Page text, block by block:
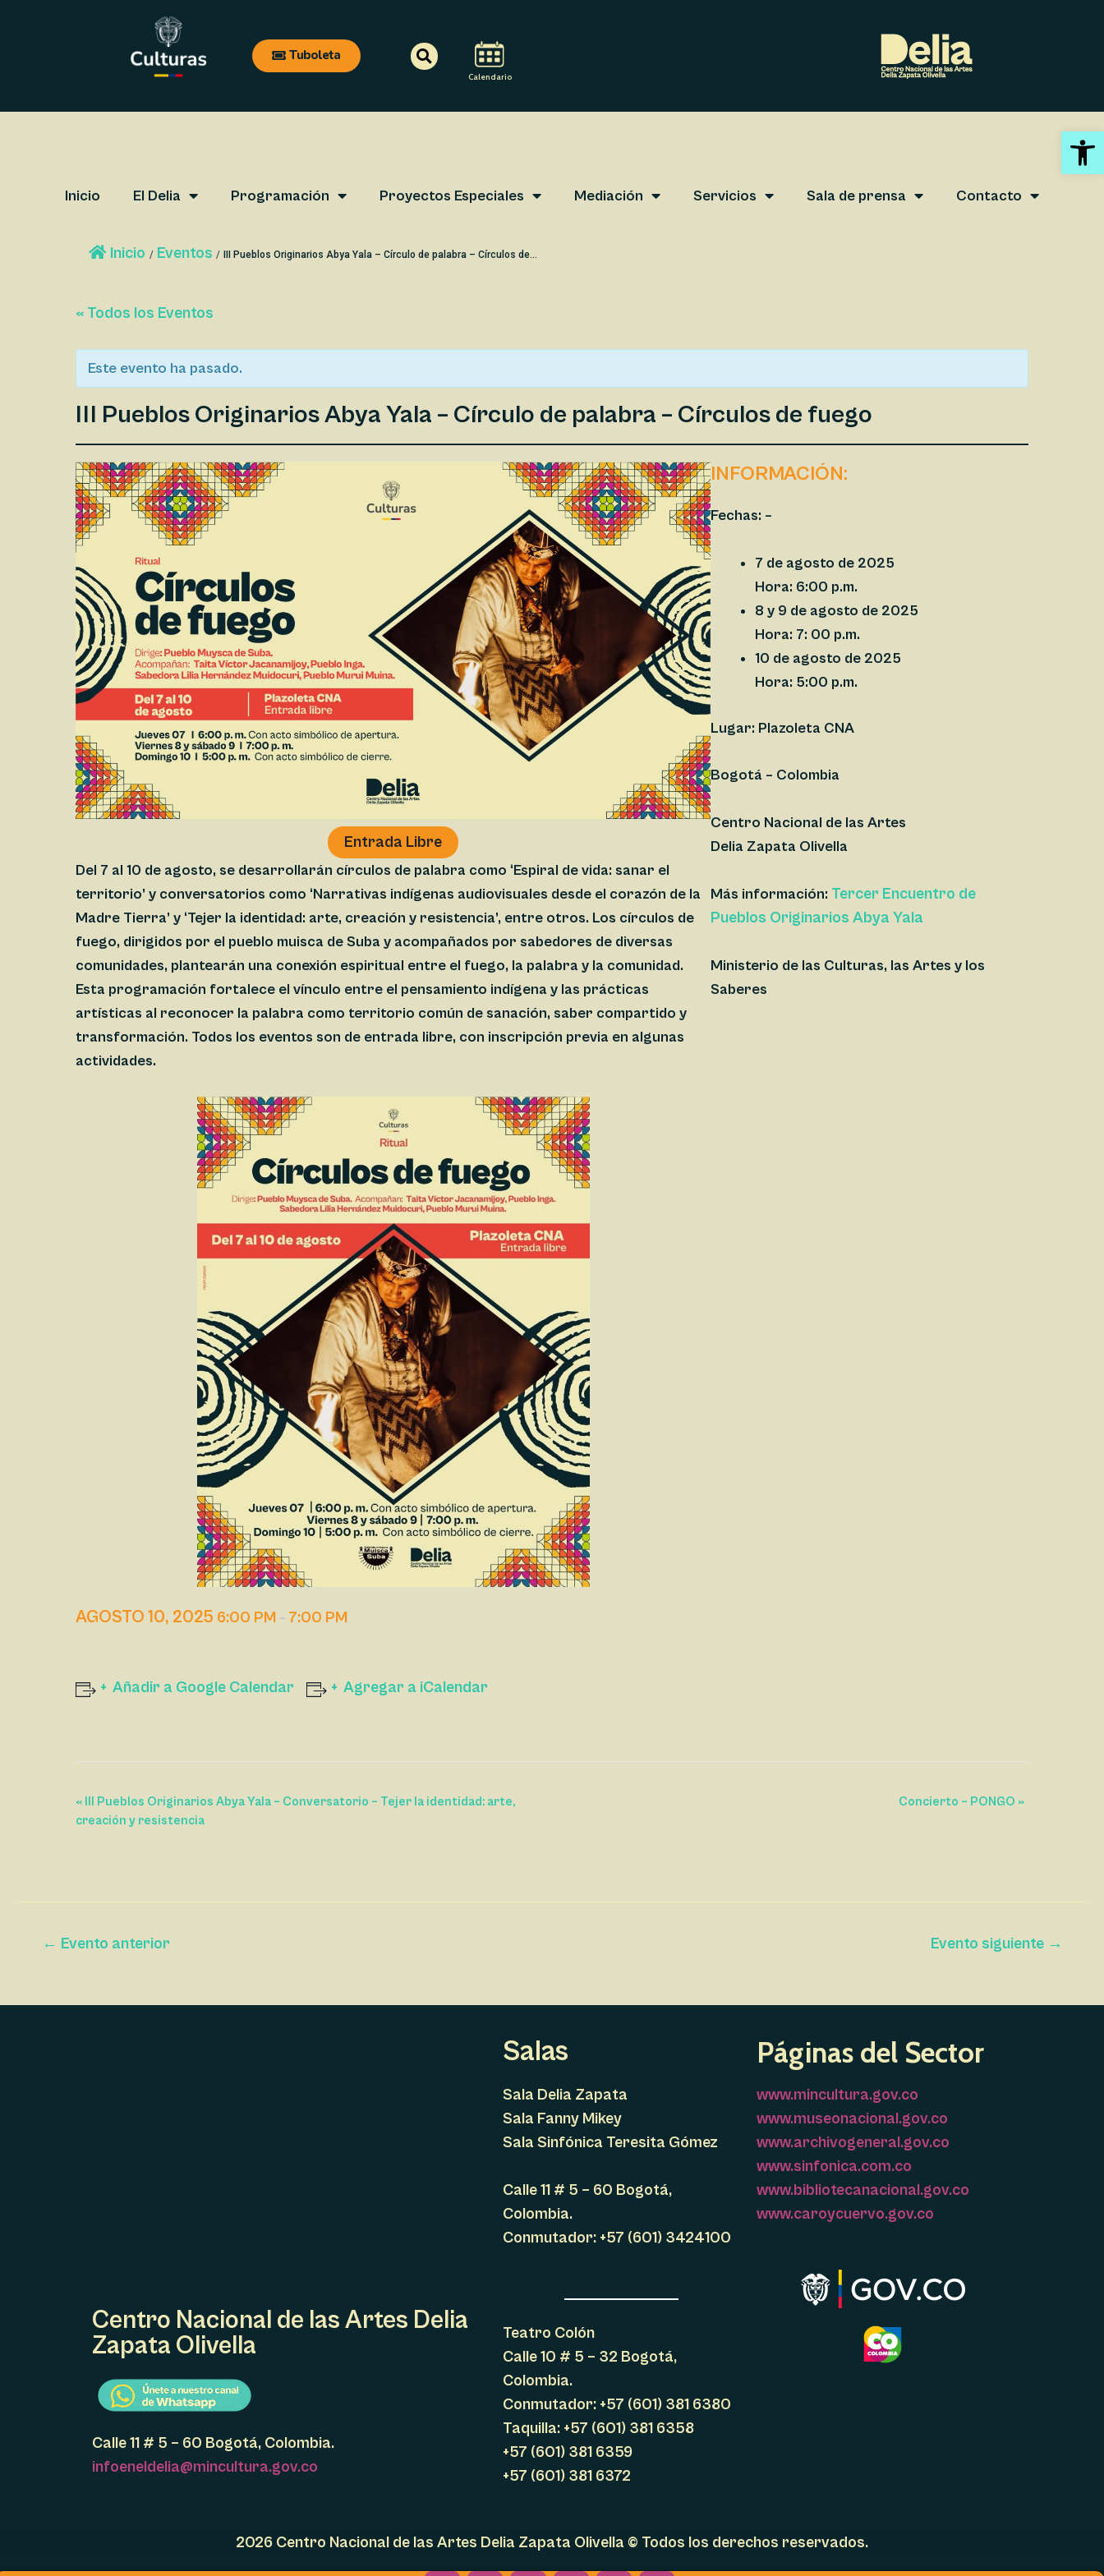
Abrir
Tuboleta Search
Calendario
Inicio El Delia Programación Proyectos Especiales Mediación Servicios Sala de prensa Contacto
Inicio / Eventos / III Pueblos Originarios Abya Yala – Círculo de palabra – Círculos de...
« Todos los Eventos
Este evento ha pasado.
III Pueblos Originarios Abya Yala – Círculo de palabra – Círculos de fuego
Entrada Libre
Del 7 al 10 de agosto, se desarrollarán círculos de palabra como ‘Espiral de vida: sanar el
territorio’ y conversatorios como ‘Narrativas indígenas audiovisuales desde el corazón de la
Madre Tierra’ y ‘Tejer la identidad: arte, creación y resistencia’, entre otros. Los círculos de
fuego, dirigidos por el pueblo muisca de Suba y acompañados por sabedores de diversas
comunidades, plantearán una conexión espiritual entre el fuego, la palabra y la comunidad.
Esta programación fortalece el vínculo entre el pensamiento indígena y las prácticas
artísticas al reconocer la palabra como territorio común de sanación, saber compartido y
transformación. Todos los eventos son de entrada libre, con inscripción previa en algunas
actividades.
INFORMACIÓN:
Fechas: –
7 de agosto de 2025
Hora: 6:00 p.m.
8 y 9 de agosto de 2025
Hora: 7: 00 p.m.
10 de agosto de 2025
Hora: 5:00 p.m.
Lugar: Plazoleta CNA
Bogotá – Colombia
Centro Nacional de las Artes
Delia Zapata Olivella
Más información: Tercer Encuentro de
Pueblos Originarios Abya Yala
Ministerio de las Culturas, las Artes y los
Saberes
AGOSTO 10, 2025 6:00 PM – 7:00 PM
Añadir a Google Calendar Agregar a iCalendar
N
A
C
Ó
« III Pueblos Originarios Abya Yala – Conversatorio – Tejer la identidad: arte,
creación y resistencia
Concierto – PONGO »
← Evento anterior Evento siguiente →
Centro Nacional de las Artes Delia
Zapata Olivella
Calle 11 # 5 – 60 Bogotá, Colombia.
infoeneldelia@mincultura.gov.co
Salas
Sala Delia Zapata
Sala Fanny Mikey
Sala Sinfónica Teresita Gómez
Calle 11 # 5 – 60 Bogotá,
Colombia.
Conmutador: +57 (601) 3424100
Teatro Colón
Calle 10 # 5 – 32 Bogotá,
Colombia.
Conmutador: +57 (601) 381 6380
Taquilla: +57 (601) 381 6358
+57 (601) 381 6359
+57 (601) 381 6372
Páginas del Sector
www.mincultura.gov.co
www.museonacional.gov.co
www.archivogeneral.gov.co
www.sinfonica.com.co
www.bibliotecanacional.gov.co
www.caroycuervo.gov.co
2026 Centro Nacional de las Artes Delia Zapata Olivella © Todos los derechos reservados.